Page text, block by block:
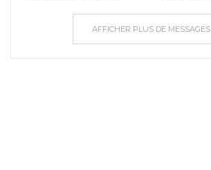
AFFICHER PLUS DE MESSAGES